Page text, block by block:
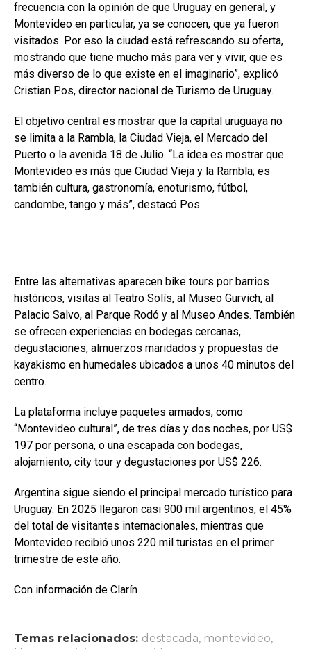
frecuencia con la opinión de que Uruguay en general, y
Montevideo en particular, ya se conocen, que ya fueron
visitados. Por eso la ciudad está refrescando su oferta,
mostrando que tiene mucho más para ver y vivir, que es
más diverso de lo que existe en el imaginario”, explicó
Cristian Pos, director nacional de Turismo de Uruguay.
El objetivo central es mostrar que la capital uruguaya no
se limita a la Rambla, la Ciudad Vieja, el Mercado del
Puerto o la avenida 18 de Julio. “La idea es mostrar que
Montevideo es más que Ciudad Vieja y la Rambla; es
también cultura, gastronomía, enoturismo, fútbol,
candombe, tango y más”, destacó Pos.
Entre las alternativas aparecen bike tours por barrios
históricos, visitas al Teatro Solís, al Museo Gurvich, al
Palacio Salvo, al Parque Rodó y al Museo Andes. También
se ofrecen experiencias en bodegas cercanas,
degustaciones, almuerzos maridados y propuestas de
kayakismo en humedales ubicados a unos 40 minutos del
centro.
La plataforma incluye paquetes armados, como
“Montevideo cultural”, de tres días y dos noches, por US$
197 por persona, o una escapada con bodegas,
alojamiento, city tour y degustaciones por US$ 226.
Argentina sigue siendo el principal mercado turístico para
Uruguay. En 2025 llegaron casi 900 mil argentinos, el 45%
del total de visitantes internacionales, mientras que
Montevideo recibió unos 220 mil turistas en el primer
trimestre de este año.
Con información de Clarín
Temas relacionados: destacada, montevideo,